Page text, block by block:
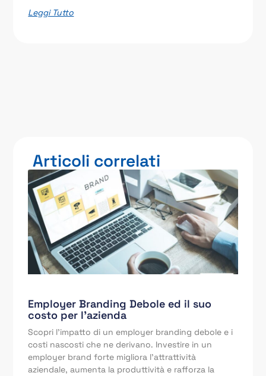
Leggi Tutto
Articoli correlati
Employer Branding Debole ed il suo
costo per l’azienda
Scopri l’impatto di un employer branding debole e i
costi nascosti che ne derivano. Investire in un
employer brand forte migliora l’attrattività
aziendale, aumenta la produttività e rafforza la